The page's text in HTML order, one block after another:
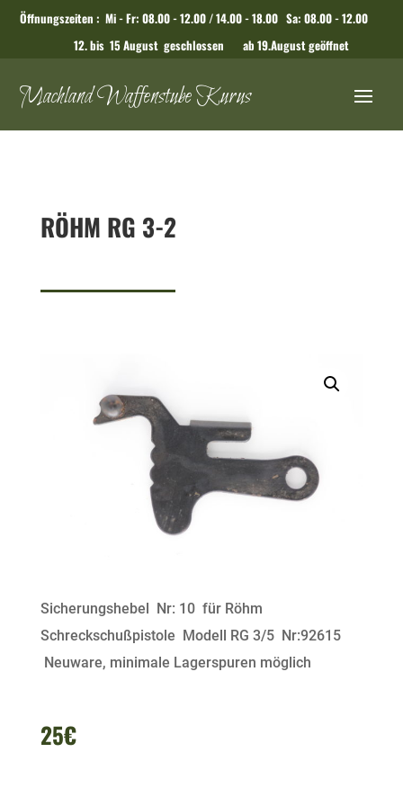
Öffnungszeiten : Mi - Fr: 08.00 - 12.00 / 14.00 - 18.00 Sa: 08.00 - 12.00
12. bis 15 August geschlossen ab 19.August geöffnet
Machland Waffenstube Kurus
RÖHM RG 3-2
Sicherungshebel Nr: 10 für Röhm
Schreckschußpistole Modell RG 3/5 Nr:92615
Neuware, minimale Lagerspuren möglich
25€